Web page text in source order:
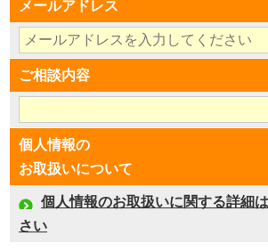
メールアドレス
ご相談内容
個人情報の
お取扱いについて
個人情報のお取扱いに関する詳細
さい